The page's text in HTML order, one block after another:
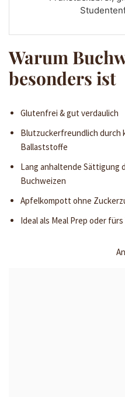
Warum
besonders ist
Glutenfrei & gut verdaulich
Blutzuckerfreundlich durch
Ballaststoffe
Lang anhaltende Sättigung
Buchweizen
Apfelkompott ohne
Ideal als Meal Prep oder